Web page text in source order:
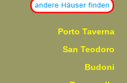
Porto Taverna
San Teodoro
Budoni